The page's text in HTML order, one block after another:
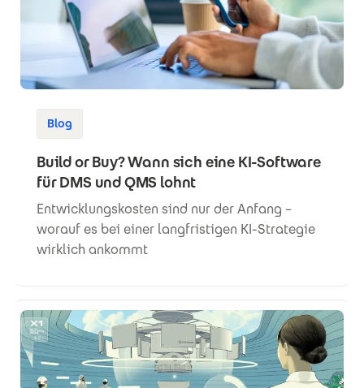
Blog
Build or Buy? Wann sich eine KI-Software
für DMS und QMS lohnt
Entwicklungskosten sind nur der Anfang –
worauf es bei einer langfristigen KI-Strategie
wirklich ankommt